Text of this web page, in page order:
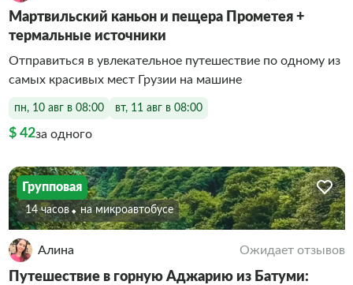
Мартвильский каньон и пещера Прометея +
термальные источники
Отправиться в увлекательное путешествие по одному из
самых красивых мест Грузии на машине
пн, 10 авг в 08:00 вт, 11 авг в 08:00
$ 42за одного
Групповая
14 часов На микроавтобусе
Алина Ожидает отзывов
Путешествие в горную Аджарию из Батуми: